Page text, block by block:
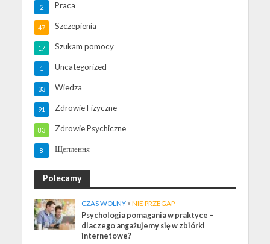
Praca
2
Szczepienia
47
Szukam pomocy
17
Uncategorized
1
Wiedza
33
Zdrowie Fizyczne
91
Zdrowie Psychiczne
83
Щеплення
8
Polecamy
CZAS WOLNY • NIE PRZEGAP
Psychologia pomagania w praktyce –
dlaczego angażujemy się w zbiórki
internetowe?